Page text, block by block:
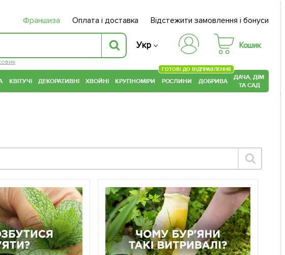
Франшиза Оплата і доставка Відстежити замовлення і бонуси
Укр Кошик
КВІТУЧІ ДЕКОРАТИВНІ ХВОЙНІ КРУПНОМІРИ РОСЛИНИ
ГОТОВІ ДО ВІДПРАВЛЕННЯ
ДОБРИВА
ДАЧА, ДІМ
ТА САД